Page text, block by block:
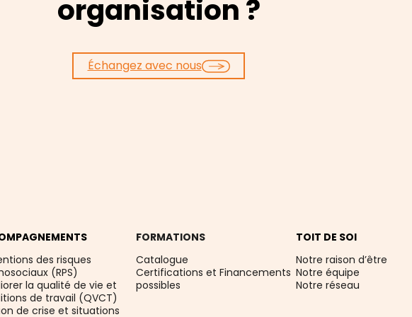
organisation ?
Échangez avec nous
des risques
(RPS)
la qualité de vie et
de travail (QVCT)
de crise et situations
FORMATIONS
Catalogue
Certifications et Financements
possibles
TOIT DE SOI
Notre raison d’être
Notre équipe
Notre réseau